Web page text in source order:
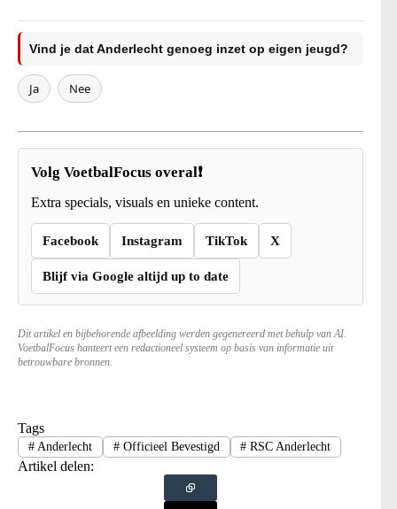
Vind je dat Anderlecht genoeg inzet op eigen jeugd?
Ja Nee
Volg VoetbalFocus overal❗
Extra specials, visuals en unieke content.
Facebook Instagram TikTok X
Blijf via Google altijd up to date
Dit artikel en bijbehorende afbeelding werden gegenereerd met behulp van AI.
VoetbalFocus hanteert een redactioneel systeem op basis van informatie uit
betrouwbare bronnen.
Tags
#Anderlecht #Officieel Bevestigd # RSC Anderlecht
Artikel delen: